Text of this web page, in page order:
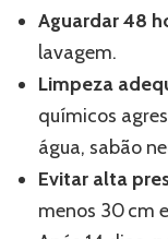
Aguardar 48
lavagem.
Limpeza
químicos
água, sabão
Evitar alta
menos 30 cm